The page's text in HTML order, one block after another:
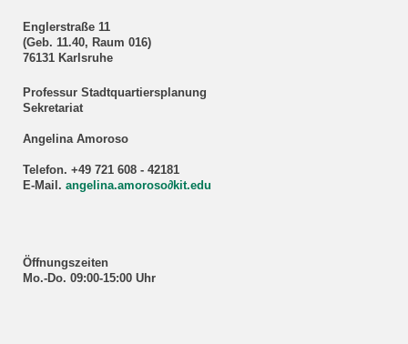
Englerstraße 11
(Geb. 11.40, Raum 016)
76131 Karlsruhe
Professur Stadtquartiersplanung
Sekretariat
Angelina Amoroso
Telefon. +49 721 608 - 42181
E-Mail. angelina.amoroso∂kit.edu
Öffnungszeiten
Mo.-Do. 09:00-15:00 Uhr